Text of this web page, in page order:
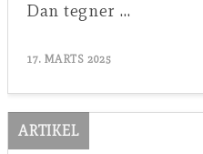
Dan tegner …
17. MARTS 2025
ARTIKEL